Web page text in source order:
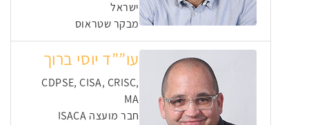
ישראל
מבקר שטראוס
עו””ד יוסי ברוך
CDPSE, CISA, CRISC,
MA
חבר מועצה ISACA